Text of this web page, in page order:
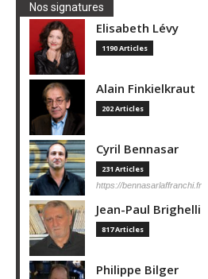
Nos signatures
Elisabeth Lévy
1190 Articles
Alain Finkielkraut
202 Articles
Cyril Bennasar
231 Articles
https://bennasarlaffranchi.fr
Jean-Paul Brighelli
817 Articles
Philippe Bilger